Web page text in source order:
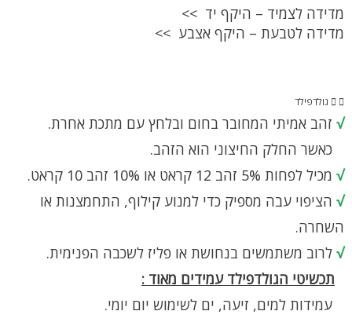
מדידה לצמיד – היקף יד >>
מדידה לטבעת – היקף אצבע >>
גולדפילד
√ זהב אמיתי המחובר בחום ובלחץ עם מתכת אחרת.
כאשר החלק החיצוני הוא הזהב.
√ מכיל לפחות 5% זהב 12 קראט או 10% זהב 10 קראט.
√ הציפוי עבה מספיק כדי למנוע קילוף, התחמצנות או
השחרה.
√ לרוב משתמשים בנחושת או פליז לשכבה הפנימית.
תכשיטי הגולדפילד עמידים מאוד :
עמידות למים, זיעה, ים לשימוש יום יומי.